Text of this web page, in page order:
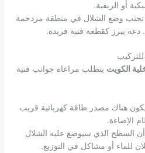
أو الريفية.
تجنب وضع الشلال في منطقة مزدحمة
دعه يبرز كقطعة فنية فريدة.
الكويت يتطلب مراعاة جوانب فنية
هناك مصدر طاقة كهربائية قريب
الإضاءة.
السطح الذي سيوضع عليه الشلال
للماء أو مشاكل في التوزيع.